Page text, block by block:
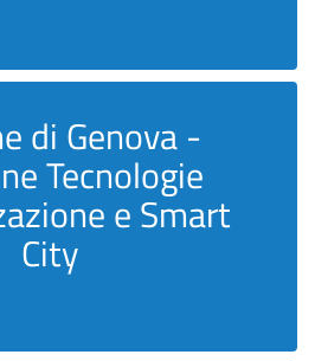
di Genova -
Tecnologie
e Smart
City